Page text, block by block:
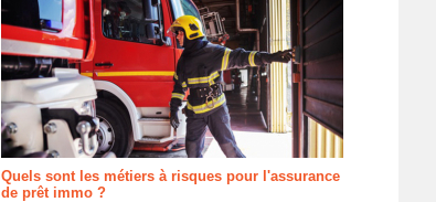
Quels sont les métiers à risques pour l'assurance
de prêt immo ?